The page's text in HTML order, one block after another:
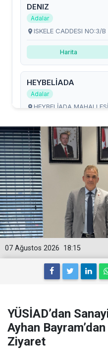
18:15
07 Ağustos 2026
YÜSİAD’dan
Ayhan
Ziyaret